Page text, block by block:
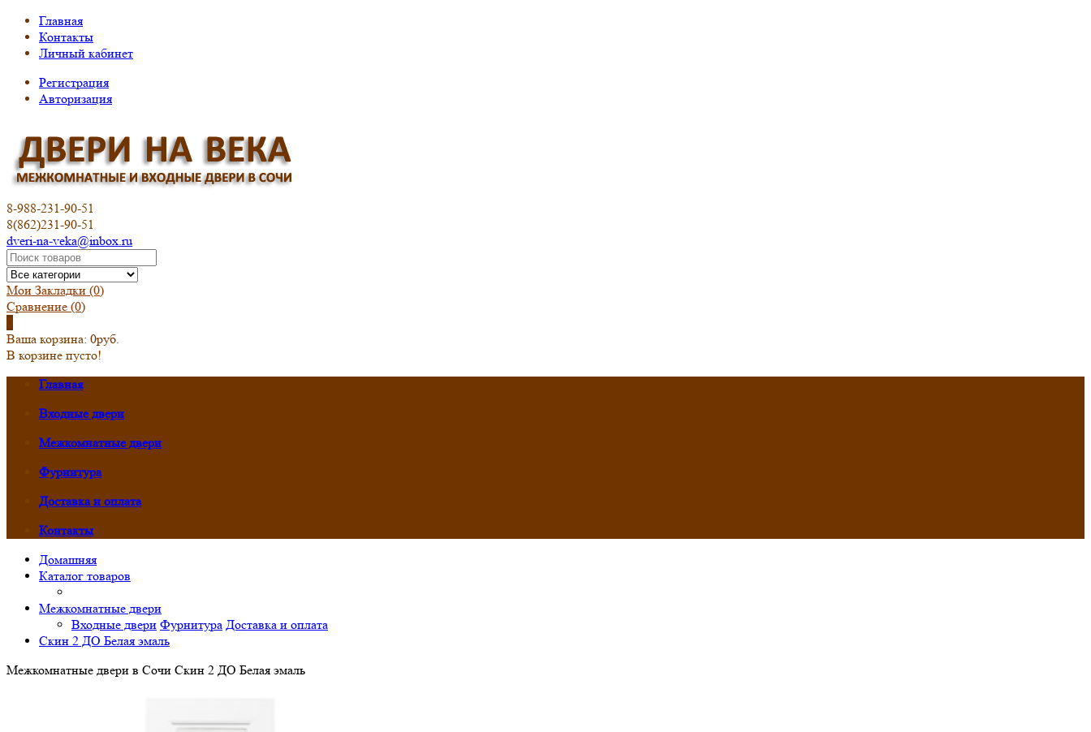
Главная
Контакты
Личный кабинет
Регистрация
Авторизация
8-988-231-90-51
8(862)231-90-51
dveri-na-veka@inbox.ru
Мои Закладки (0)
Сравнение (0)
Ваша корзина: 0руб.
В корзине пусто!
Главная
Входные двери
Межкомнатные двери
Фурнитура
Доставка и оплата
Контакты
Домашняя
Каталог товаров
Межкомнатные двери
Входные двери Фурнитура Доставка и оплата
Скин 2 ДО Белая эмаль
Межкомнатные двери в Сочи Скин 2 ДО Белая эмаль